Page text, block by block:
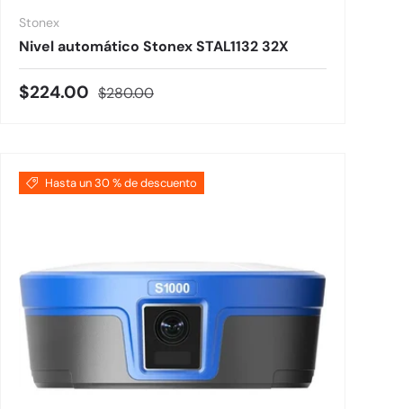
Stonex
Nivel automático Stonex STAL1132 32X
Precio de venta
$224.00 Precio normal
$280.00
Hasta un 30 % de descuento